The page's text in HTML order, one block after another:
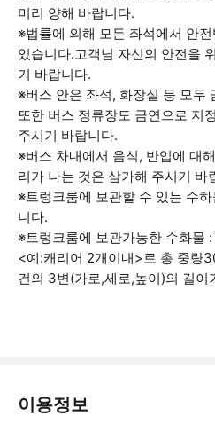
미리 양해 바랍니다.
※법률에 의해 모든 좌석에서 안
있습니다.고객님 자신의 안전을
기 바랍니다.
※버스 안은 좌석, 화장실 등 모두
또한 버스 정류장도 금연으로 지
주시기 바랍니다.
※버스 차내에서 음식, 반입에 대
리가 나는 것은 삼가해 주시기 바
※트렁크룸에 보관할 수 있는 수
니다.
※트렁크룸에 보관가능한 수화물
<예:캐리어 2개이내>로 총 중량
건의 3변(가로,세로,높이)의 길이
이용정보